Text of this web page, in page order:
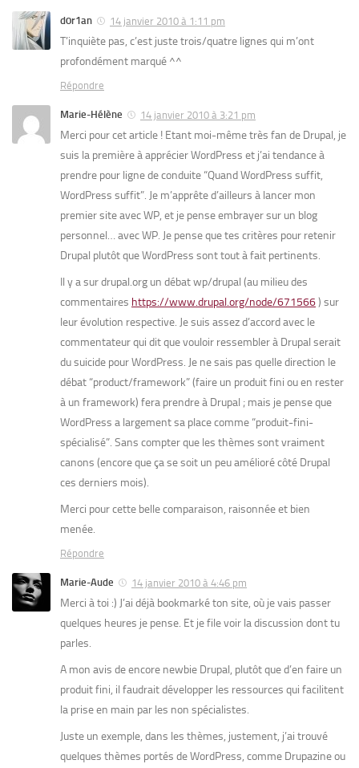
d0r1an 14 janvier 2010 à 1:11 pm
T’inquiète pas, c’est juste trois/quatre lignes qui m’ont
profondément marqué ^^
Répondre
Marie-Hélène 14 janvier 2010 à 3:21 pm
Merci pour cet article ! Etant moi-même très fan de Drupal, je
suis la première à apprécier WordPress et j’ai tendance à
prendre pour ligne de conduite “Quand WordPress suffit,
WordPress suffit”. Je m’apprête d’ailleurs à lancer mon
premier site avec WP, et je pense embrayer sur un blog
personnel… avec WP. Je pense que tes critères pour retenir
Drupal plutôt que WordPress sont tout à fait pertinents.
Il y a sur drupal.org un débat wp/drupal (au milieu des
commentaires https://www.drupal.org/node/671566) sur
leur évolution respective. Je suis assez d’accord avec le
commentateur qui dit que vouloir ressembler à Drupal serait
du suicide pour WordPress. Je ne sais pas quelle direction le
débat “product/framework” (faire un produit fini ou en rester
à un framework) fera prendre à Drupal ; mais je pense que
WordPress a largement sa place comme “produit-fini-
spécialisé”. Sans compter que les thèmes sont vraiment
canons (encore que ça se soit un peu amélioré côté Drupal
ces derniers mois).
Merci pour cette belle comparaison, raisonnée et bien
menée.
Répondre
Marie-Aude 14 janvier 2010 à 4:46 pm
Merci à toi :) J’ai déjà bookmarké ton site, où je vais passer
quelques heures je pense. Et je file voir la discussion dont tu
parles.
A mon avis de encore newbie Drupal, plutôt que d’en faire un
produit fini, il faudrait développer les ressources qui facilitent
la prise en main par les non spécialistes.
Juste un exemple, dans les thèmes, justement, j’ai trouvé
quelques thèmes portés de WordPress, comme Drupazine ou